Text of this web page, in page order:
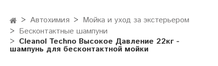
Автохимия
Мойка и уход за экстерьером
Бесконтактные шампуни
Cleanol Techno Высокое Давление 22кг -
шампунь для бесконтактной мойки